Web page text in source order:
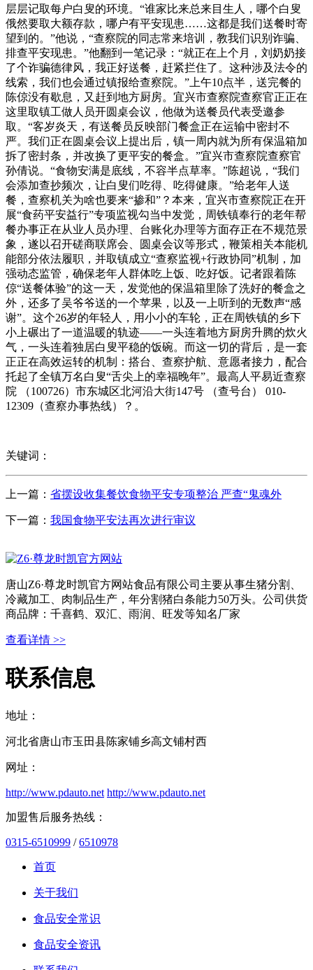
层层记取每户白叟的环境。“谁家比来总来目生人，哪个白叟
俄然要取大额存款，哪户有平安现患……这都是我们送餐时寄
望到的。”他说，“查察院的同志常来培训，教我们识别诈骗、
排查平安现患。”他翻到一笔记录：“就正在上个月，刘奶奶接
了个诈骗德律风，我正好送餐，赶紧拦住了。这种涉及法令的
线索，我们也会通过镇报给查察院。”上午10点半，送完餐的
陈倞没有歇息，又赶到地方厨房。宜兴市查察院查察官正正在
这里取镇工做人员开圆桌会议，他做为送餐员代表受邀参
取。“客岁炎天，有送餐员反映部门餐盒正在运输中密封不
严。我们正在圆桌会议上提出后，镇一周内就为所有保温箱加
拆了密封条，并改换了更平安的餐盒。”宜兴市查察院查察官
孙倩说。“食物安满是底线，不容半点草率。”陈超说，“我们
会添加查抄频次，让白叟们吃得、吃得健康。”给老年人送
餐，查察机关为啥也要来“掺和”？本来，宜兴市查察院正在开
展“食药平安益行”专项监视勾当中发觉，周铁镇奉行的老年帮
餐办事正在从业人员办理、台账化办理等方面存正在不规范景
象，遂以召开磋商联席会、圆桌会议等形式，鞭策相关本能机
能部分依法履职，并取镇成立“查察监视+行政协同”机制，加
强动态监管，确保老年人群体吃上饭、吃好饭。记者跟着陈
倞“送餐体验”的这一天，发觉他的保温箱里除了洗好的餐盒之
外，还多了吴爷爷送的一个苹果，以及一上听到的无数声“感
谢”。这个26岁的年轻人，用小小的车轮，正在周铁镇的乡下
小上碾出了一道温暖的轨迹——一头连着地方厨房升腾的炊火
气，一头连着独居白叟平稳的饭碗。而这一切的背后，是一套
正正在高效运转的机制：搭台、查察护航、意愿者接力，配合
托起了全镇万名白叟“舌尖上的幸福晚年”。最高人平易近查察
院 （100726）市东城区北河沿大街147号 （查号台） 010-
12309（查察办事热线）？。
关键词：
上一篇： 省摆设收集餐饮食物平安专项整治 严查“鬼魂外
下一篇： 我国食物平安法再次进行审议
唐山Z6·尊龙时凯官方网站食品有限公司主要从事生猪分割、
冷藏加工、肉制品生产，年分割猪白条能力50万头。公司供货
商品牌：千喜鹤、双汇、雨润、旺发等知名厂家
查看详情 >>
联系信息
地址：
河北省唐山市玉田县陈家铺乡高文铺村西
网址：
http://www.pdauto.net http://www.pdauto.net
加盟售后服务热线：
0315-6510999 /6510978
首页
关于我们
食品安全常识
食品安全资讯